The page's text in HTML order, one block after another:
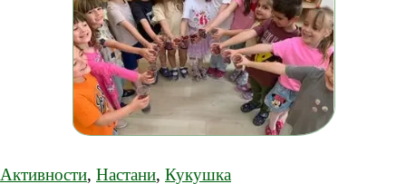
Активности, Настани, Кукушка